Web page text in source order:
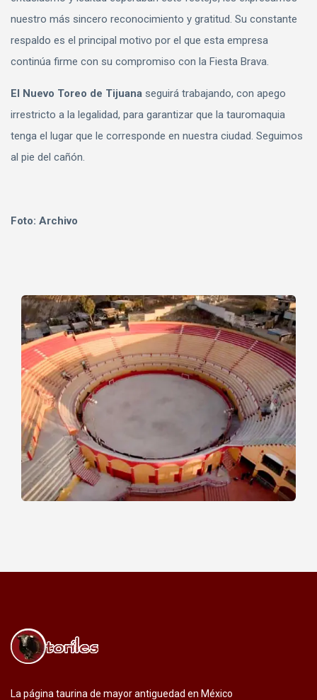
nuestro más sincero reconocimiento y gratitud. Su constante
respaldo es el principal motivo por el que esta empresa
continúa firme con su compromiso con la Fiesta Brava.
El Nuevo Toreo de Tijuana seguirá trabajando, con apego
irrestricto a la legalidad, para garantizar que la tauromaquia
tenga el lugar que le corresponde en nuestra ciudad. Seguimos
al pie del cañón.
Foto: Archivo
La página taurina de mayor antiguedad en México